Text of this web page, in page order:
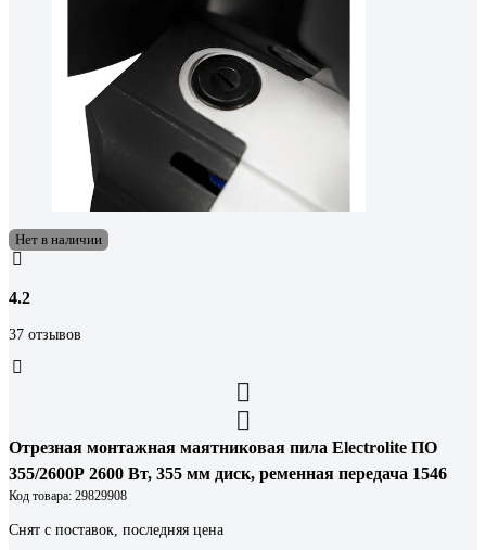
Нет в наличии
4.2
37 отзывов
Отрезная монтажная маятниковая пила Electrolite ПО
355/2600Р 2600 Вт, 355 мм диск, ременная передача 1546
Код товара: 29829908
Снят с поставок, последняя цена